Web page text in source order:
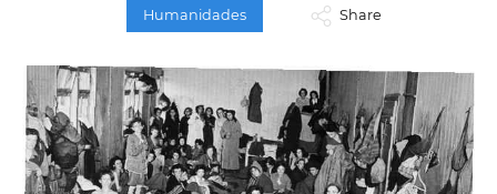
Humanidades Share